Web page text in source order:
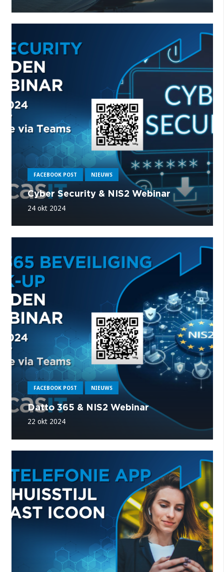
FACEBOOK POST NIEUWS
Cyber Security & NIS2 Webinar
24 okt 2024
FACEBOOK POST NIEUWS
Datto 365 & NIS2 Webinar
22 okt 2024